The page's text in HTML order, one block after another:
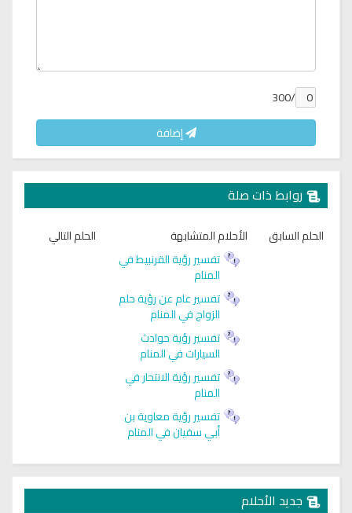
/300
إضافة
روابط ذات صلة
الحلم السابق
الأحلام المتشابهة
تفسير رؤية القرنبيط في
المنام
تفسير عام عن رؤية حلم
الزواج في المنام
تفسير رؤية حوادث
السيارات في المنام
تفسير رؤية الانتحار في
المنام
تفسير رؤية معاوية بن
أبي سفيان في المنام
الحلم التالي
جديد الأحلام